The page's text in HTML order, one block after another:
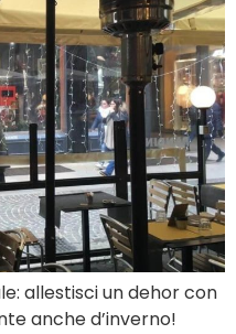
allestisci un dehor con
anche d’inverno!